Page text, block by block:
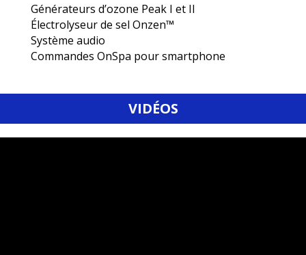
Générateurs d’ozone Peak I et II
Électrolyseur de sel Onzen™
Système audio
Commandes OnSpa pour smartphone
VIDÉOS